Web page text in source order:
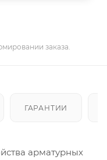
заказа.
ГАРАНТИИ
арматурных